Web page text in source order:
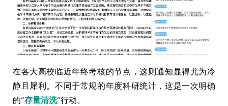
在各大高校临近年终考核的节点，这则通知显得尤为冷
静且犀利。不同于常规的年度科研统计，这是一次明确
的“存量清洗”行动。